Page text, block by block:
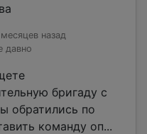
назад
давно
бригаду с
обратились по
команду оп...